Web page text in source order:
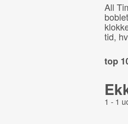
All
tid,
top
1 - 1